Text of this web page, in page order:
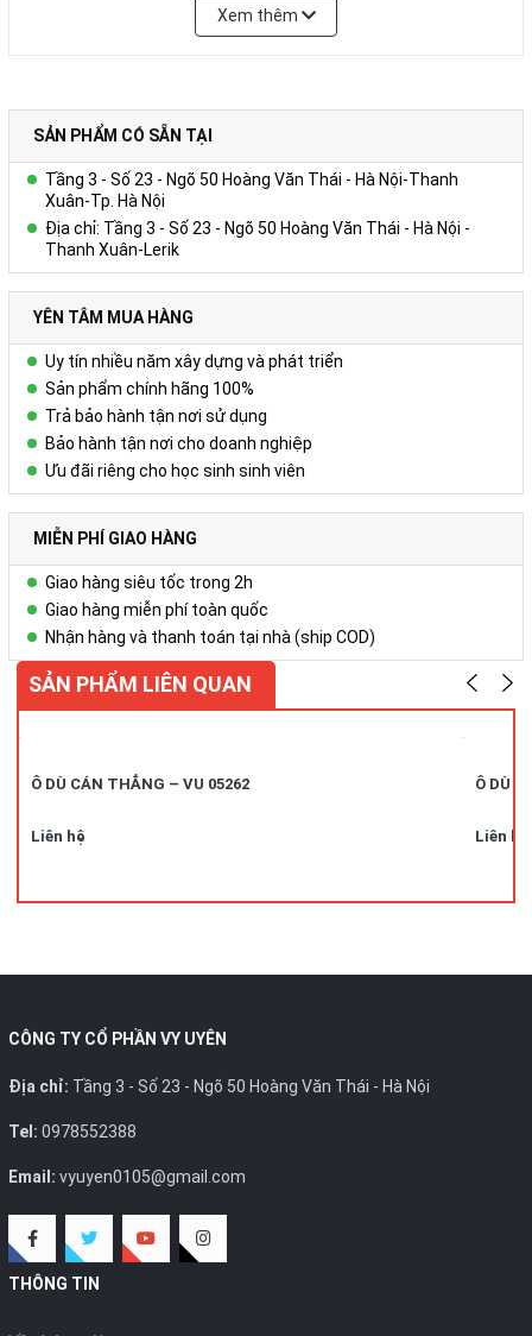
Để biết thêm chi tiết, xin liên hệ:
DC: Số 23, ngõ 50 Hoàng Văn Thái, Khương Mai, Thanh Xuân, Hà
Nội
Hotline: 0978.552.388 ( Ms Uyên)
Xem thêm
SẢN PHẨM CÓ SẴN TẠI
Tầng 3 - Số 23 - Ngõ 50 Hoàng Văn Thái - Hà Nội-Thanh
Xuân-Tp. Hà Nội
Địa chỉ: Tầng 3 - Số 23 - Ngõ 50 Hoàng Văn Thái - Hà Nội -
Thanh Xuân-Lerik
YÊN TÂM MUA HÀNG
Uy tín nhiều năm xây dựng và phát triển
Sản phẩm chính hãng 100%
Trả bảo hành tận nơi sử dụng
Bảo hành tận nơi cho doanh nghiệp
Ưu đãi riêng cho học sinh sinh viên
MIỄN PHÍ GIAO HÀNG
Giao hàng siêu tốc trong 2h
Giao hàng miễn phí toàn quốc
Nhận hàng và thanh toán tại nhà (ship COD)
SẢN PHẨM LIÊN QUAN
Ô DÙ CÁN THẲNG – VU 05262
Liên hệ
Ô DÙ
Liên hệ
CÔNG TY CỔ PHẦN VY UYÊN
Địa chỉ: Tầng 3 - Số 23 - Ngõ 50 Hoàng Văn Thái - Hà Nội
Tel: 0978552388
Email: vyuyen0105@gmail.com
THÔNG TIN